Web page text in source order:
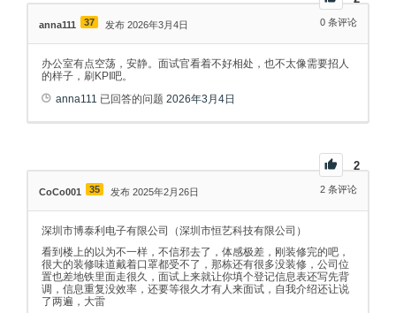
anna111 37 发布 2026年3月4日 0 条评论
办公室有点空荡，安静。面试官看着不好相处，也不太像需要招人
的样子，刷KPI吧。
anna111 已回答的问题 2026年3月4日
2
CoCo001 35 发布 2025年2月26日 2 条评论
深圳市博泰利电子有限公司（深圳市恒艺科技有限公司）
看到楼上的以为不一样，不信邪去了，体感极差，刚装修完的吧，
很大的装修味道戴着口罩都受不了，那栋还有很多没装修，公司位
置也差地铁里面走很久，面试上来就让你填个登记信息表还写先背
调，信息重复没效率，还要等很久才有人来面试，自我介绍还让说
了两遍，大雷